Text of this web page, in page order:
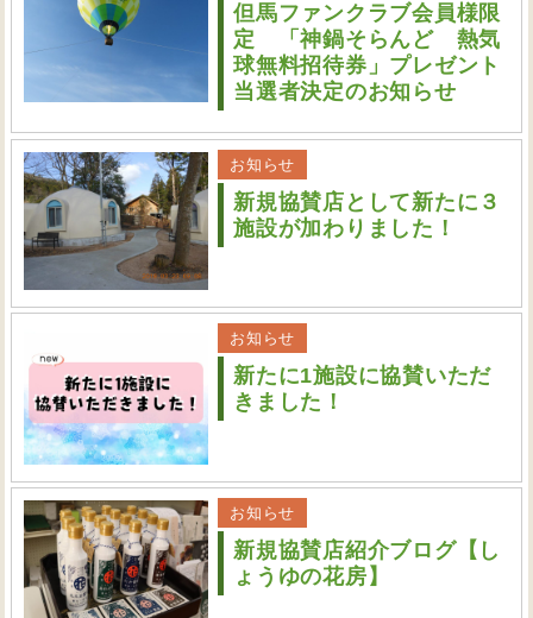
但馬ファンクラブ会員様限
定 「神鍋そらんど 熱気
球無料招待券」プレゼント
当選者決定のお知らせ
お知らせ
新規協賛店として新たに３
施設が加わりました！
お知らせ
新たに1施設に協賛いただ
きました！
お知らせ
新規協賛店紹介ブログ【し
ょうゆの花房】